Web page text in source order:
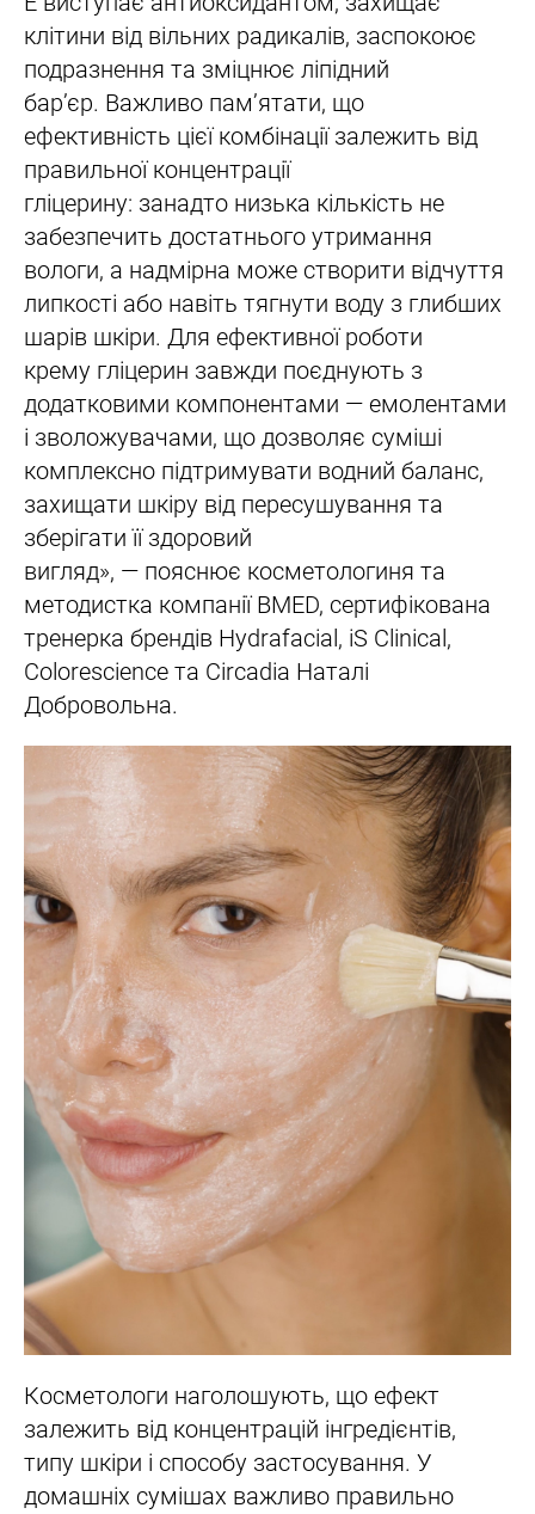
клітини від вільних радикалів, заспокоює
подразнення та зміцнює ліпідний
бар’єр. Важливо пам’ятати, що
ефективність цієї комбінації залежить від
правильної концентрації
гліцерину: занадто низька кількість не
забезпечить достатнього утримання
вологи, а надмірна може створити відчуття
липкості або навіть тягнути воду з глибших
шарів шкіри. Для ефективної роботи
крему гліцерин завжди поєднують з
додатковими компонентами — емолентами
і зволожувачами, що дозволяє суміші
комплексно підтримувати водний баланс,
захищати шкіру від пересушування та
зберігати її здоровий
вигляд», — пояснює косметологиня та
методистка компанії BMED, сертифікована
тренерка брендів Hydrafacial, iS Clinical,
Colorescience та Circadia Наталі
Добровольна.
Косметологи наголошують, що ефект
залежить від концентрацій інгредієнтів,
типу шкіри і способу застосування. У
домашніх сумішах важливо правильно